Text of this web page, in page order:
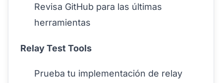
Revisa GitHub para las últimas
herramientas
Relay Test Tools
Prueba tu implementación de relay